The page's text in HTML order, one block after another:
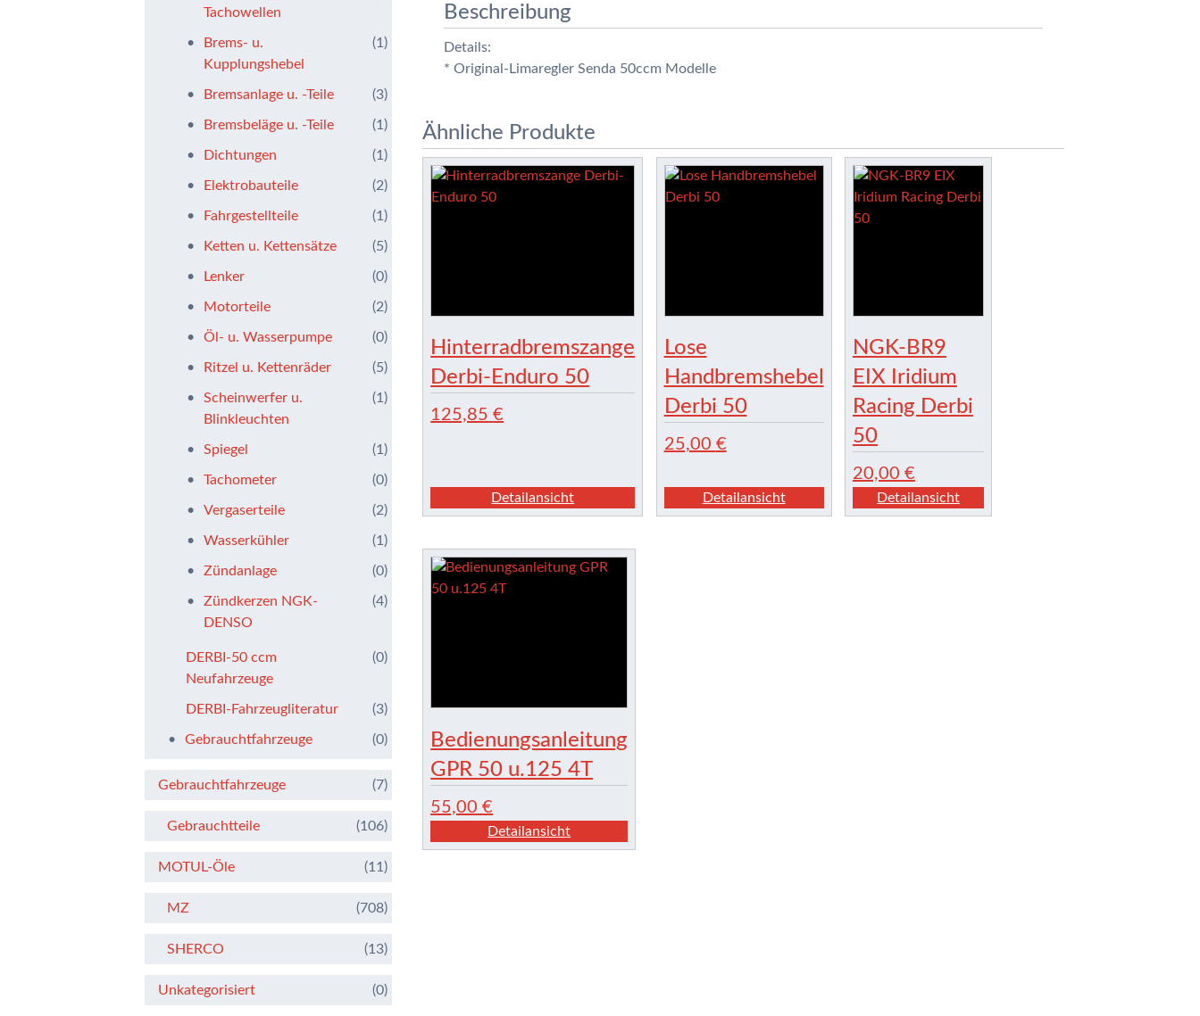
Beschreibung
Details:
* Original-Limaregler Senda 50ccm Modelle
Ähnliche Produkte
Hinterradbremszange
Derbi-Enduro 50
125,85€
Detailansicht
Lose
Handbremshebel
Derbi 50
25,00 €
Detailansicht
NGK-BR9
EIX Iridium
Racing Derbi
50
20,00 €
Detailansicht
Bedienungsanleitung
GPR 50 u.125 4T
55,00€
Detailansicht
Tachowellen
Brems- u.
Kupplungshebel
(1)
Bremsanlage u. -Teile (3)
Bremsbeläge u. -Teile (1)
Dichtungen (1)
Elektrobauteile (2)
Fahrgestellteile (1)
Ketten u. Kettensätze (5)
Lenker (0)
Motorteile (2)
Öl- u. Wasserpumpe (0)
Ritzel u. Kettenräder (5)
Scheinwerfer u.
Blinkleuchten
(1)
Spiegel (1)
Tachometer (0)
Vergaserteile (2)
Wasserkühler (1)
Zündanlage (0)
Zündkerzen NGK-
DENSO
(4)
DERBI-50 ccm
Neufahrzeuge
(0)
DERBI-Fahrzeugliteratur (3)
Gebrauchtfahrzeuge (0)
Gebrauchtfahrzeuge (7)
Gebrauchtteile (106)
MOTUL-Öle (11)
MZ (708)
SHERCO (13)
Unkategorisiert (0)